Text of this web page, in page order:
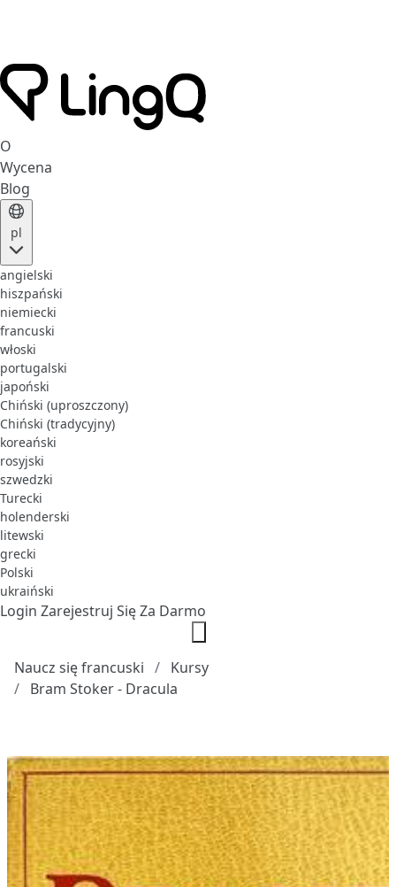
O
Wycena
Blog
pl
angielski
hiszpański
niemiecki
francuski
włoski
portugalski
japoński
Chiński (uproszczony)
Chiński (tradycyjny)
koreański
rosyjski
szwedzki
Turecki
holenderski
litewski
grecki
Polski
ukraiński
Login Zarejestruj Się Za Darmo
Naucz się francuski
Kursy
Bram Stoker - Dracula